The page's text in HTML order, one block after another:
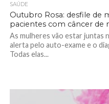
SAÚDE
Outubro Rosa: desfile de
pacientes com câncer de
As mulheres vão estar juntas
alerta pelo auto-exame e o
Todas elas...